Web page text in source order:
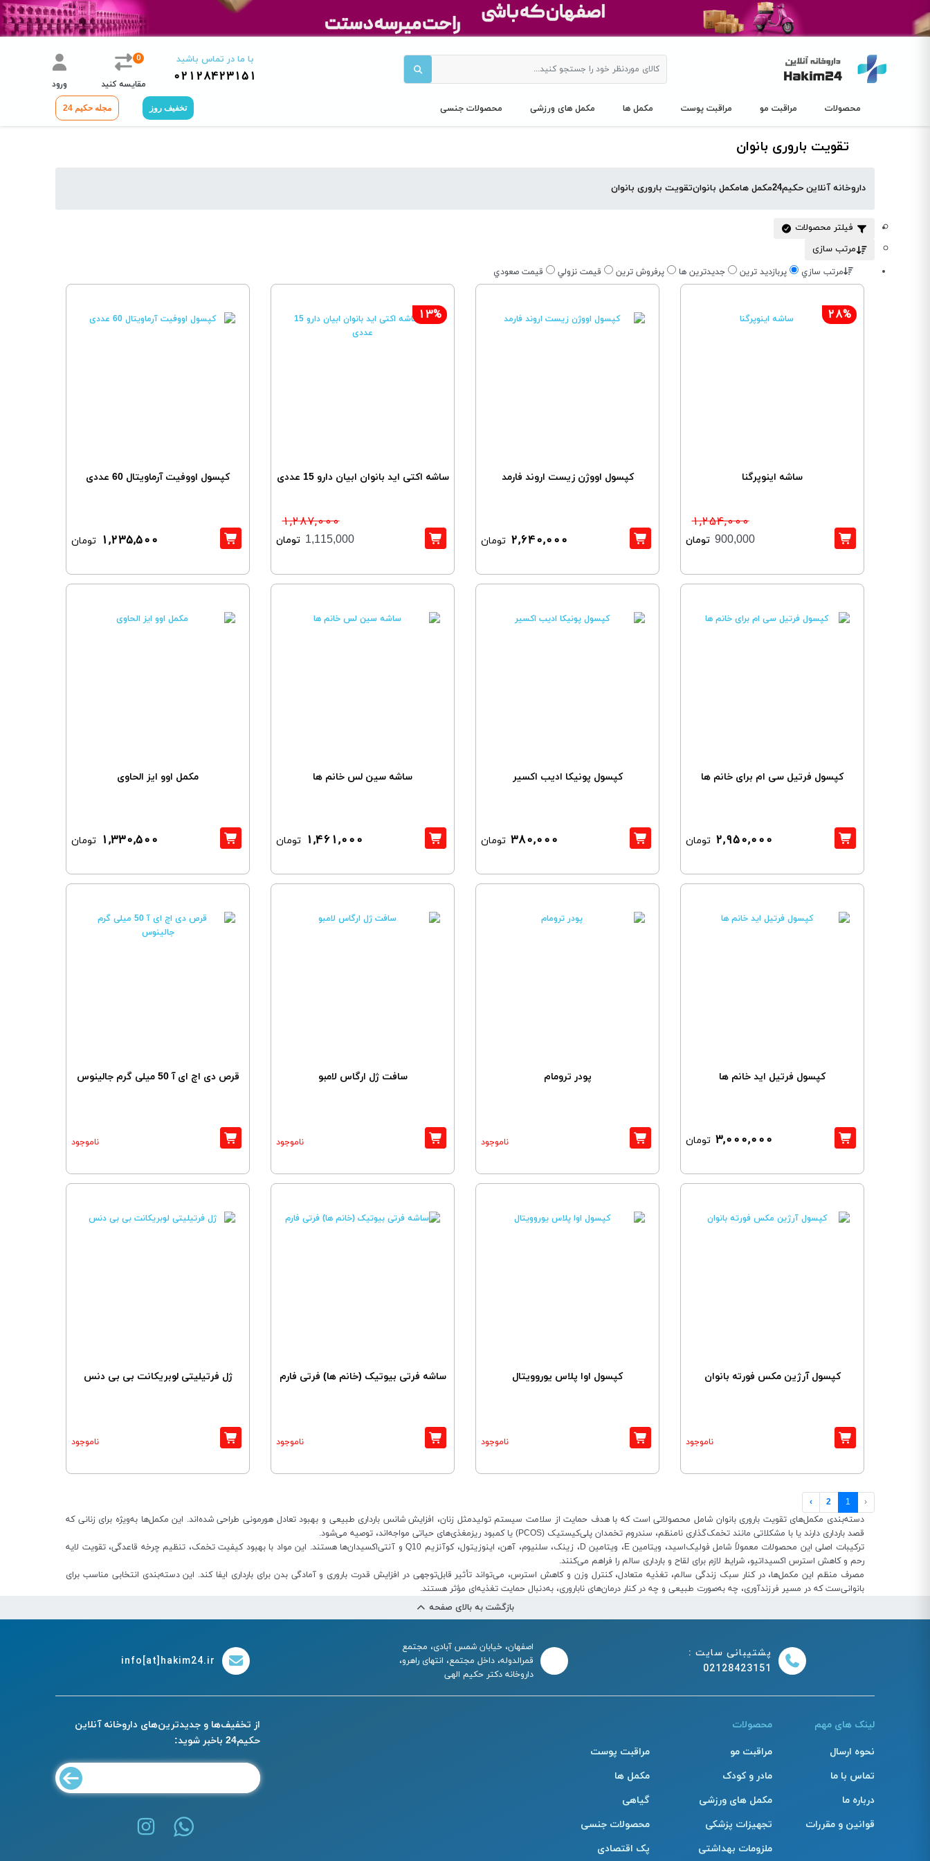
با ما در تماس باشید
02128423151
0
مقایسه کنید ورود
محصولات مراقبت مو مراقبت پوست مکمل ها مکمل های ورزشی محصولات جنسی تخفیف روز مجله حکیم 24
تقویت باروری بانوان
داروخانه آنلاین حکیم24 مکمل هامکمل بانوانتقویت باروری بانوان
فیلتر محصولات
مرتب سازی
مرتب سازي
پربازديد ترين جديدترين ها پرفروش ترين قيمت نزولي قيمت صعودي
28%
ساشه اینوپرگنا
1,254,000
900,000 تومان
کپسول اووژن زیست اروند فارمد
2,640,000 تومان
13%
ساشه اکتی اید بانوان ابیان دارو 15 عددی
1,287,000
1,115,000 تومان
کپسول اووفیت آرماویتال 60 عددی
1,235,500 تومان
کپسول فرتیل سی ام برای خانم ها
2,950,000 تومان
کپسول پونیکا ادیب اکسیر
380,000 تومان
ساشه سین لس خانم ها
1,461,000 تومان
مکمل اوو ایز الحاوی
1,330,500 تومان
کپسول فرتیل اید خانم ها
3,000,000 تومان
پودر ترومام
ناموجود
سافت ژل ارگاس لامبو
ناموجود
قرص دی اچ ای آ 50 میلی گرم جالینوس
ناموجود
کپسول آرژین مکس فورته بانوان
ناموجود
کپسول اوا پلاس یوروویتال
ناموجود
ساشه فرتی بیوتیک (خانم ها) فرتی فارم
ناموجود
ژل فرتیلیتی لوبریکانت بی بی دنس
ناموجود
‹
1
2
›
دسته‌بندی مکمل‌های تقویت باروری بانوان شامل محصولاتی است که با هدف حمایت از سلامت سیستم تولیدمثل زنان، افزایش شانس بارداری طبیعی و بهبود تعادل هورمونی طراحی شده‌اند. این مکمل‌ها به‌ویژه برای زنانی که
قصد بارداری دارند یا با مشکلاتی مانند تخمک‌گذاری نامنظم، سندروم تخمدان پلی‌کیستیک (PCOS) یا کمبود ریزمغذی‌های حیاتی مواجه‌اند، توصیه می‌شود.
ترکیبات اصلی این محصولات معمولاً شامل فولیک‌اسید، ویتامین E، ویتامین D، زینک، سلنیوم، آهن، اینوزیتول، کوآنزیم Q10 و آنتی‌اکسیدان‌ها هستند. این مواد با بهبود کیفیت تخمک، تنظیم چرخه قاعدگی، تقویت لایه
رحم و کاهش استرس اکسیداتیو، شرایط لازم برای لقاح و بارداری سالم را فراهم می‌کنند.
مصرف منظم این مکمل‌ها، در کنار سبک زندگی سالم، تغذیه متعادل، کنترل وزن و کاهش استرس، می‌تواند تأثیر قابل‌توجهی در افزایش قدرت باروری و آمادگی بدن برای بارداری ایفا کند. این دسته‌بندی انتخابی مناسب برای
بانوانی‌ست که در مسیر فرزندآوری، چه به‌صورت طبیعی و چه در کنار درمان‌های ناباروری، به‌دنبال حمایت تغذیه‌ای مؤثر هستند.
بازگشت به بالای صفحه
پشتیبانی سایت :
02128423151
اصفهان، خیابان شمس آبادی، مجتمع
قمرالدوله، داخل مجتمع، انتهای راهرو،
داروخانه دکتر حکیم الهی
info[at]hakim24.ir
لینک های مهم
نحوه ارسال
تماس با ما
درباره ما
قوانین و مقررات
محصولات
مراقبت مو
مراقبت پوست
مادر و کودک
مکمل ها
مکمل های ورزشی
گیاهی
تجهیزات پزشکی
محصولات جنسی
ملزومات بهداشتی
پک اقتصادی
از تخفیف‌ها و جدیدترین‌های داروخانه آنلاین
حکیم24 باخبر شوید: